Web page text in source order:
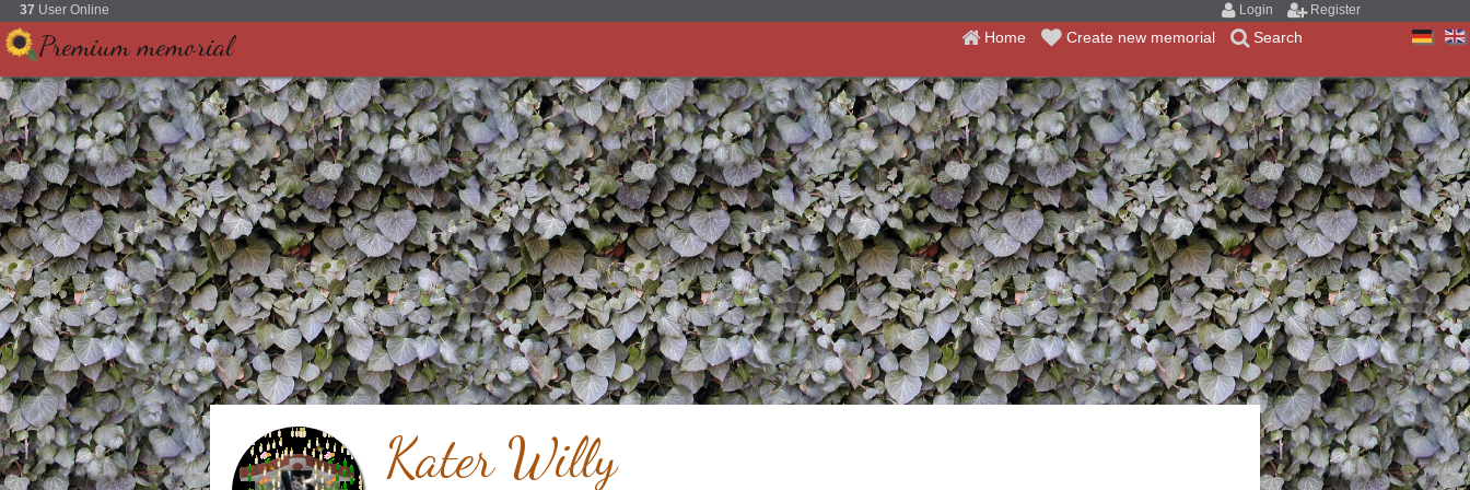
37 User Online Login Register
Premium memorial Home Create new memorial Search
Kater Willy